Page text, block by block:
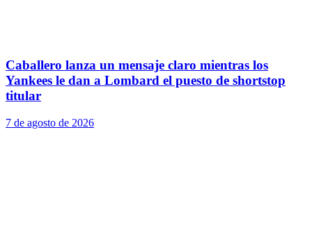
Caballero lanza un mensaje claro mientras los
Yankees le dan a Lombard el puesto de shortstop
titular
7 de agosto de 2026